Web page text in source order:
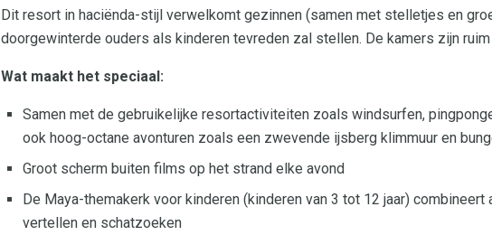
Dit resort in haciënda-stijl verwelkomt gezinnen (samen met stelletjes en
doorgewinterde ouders als kinderen tevreden zal stellen. De kamers zijn
Wat maakt het speciaal:
Samen met de gebruikelijke resortactiviteiten zoals windsurfen,
ook hoog-octane avonturen zoals een zwevende ijsberg klimmuur en
Groot scherm buiten films op het strand elke avond
De Maya-themakerk voor kinderen (kinderen van 3 tot 12 jaar) combineert
vertellen en schatzoeken